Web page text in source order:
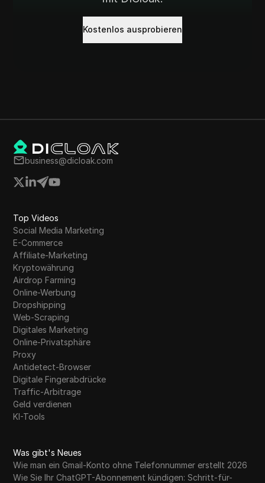
Kostenlos ausprobieren
business@dicloak.com
Top Videos
Social Media Marketing
E-Commerce
Affiliate-Marketing
Kryptowährung
Airdrop Farming
Online-Werbung
Dropshipping
Web-Scraping
Digitales Marketing
Online-Privatsphäre
Proxy
Antidetect-Browser
Digitale Fingerabdrücke
Traffic-Arbitrage
Geld verdienen
KI-Tools
Was gibt's Neues
Wie man ein Gmail-Konto ohne Telefonnummer erstellt 2026
Wie Sie Ihr ChatGPT-Abonnement kündigen: Schritt-für-